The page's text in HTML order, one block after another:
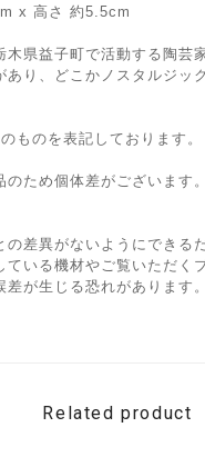
x 高さ 約5.5cm
木県益子町で活動する陶芸
あり、どこかノスタルジッ
ものを表記しております。
のため個体差がございます
の差異がないようにできる
ている機材やご覧いただく
差が生じる恐れがあります
Related product